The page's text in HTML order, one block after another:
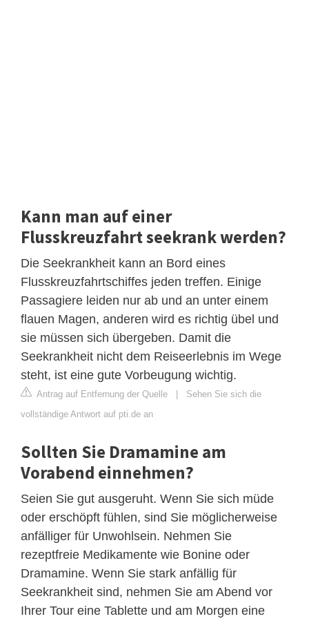
Kann man auf einer
Flusskreuzfahrt seekrank werden?
Die Seekrankheit kann an Bord eines
Flusskreuzfahrtschiffes jeden treffen. Einige
Passagiere leiden nur ab und an unter einem
flauen Magen, anderen wird es richtig übel und
sie müssen sich übergeben. Damit die
Seekrankheit nicht dem Reiseerlebnis im Wege
steht, ist eine gute Vorbeugung wichtig.
Antrag auf Entfernung der Quelle | Sehen Sie sich die
vollständige Antwort auf pti.de an
Sollten Sie Dramamine am
Vorabend einnehmen?
Seien Sie gut ausgeruht. Wenn Sie sich müde
oder erschöpft fühlen, sind Sie möglicherweise
anfälliger für Unwohlsein. Nehmen Sie
rezeptfreie Medikamente wie Bonine oder
Dramamine. Wenn Sie stark anfällig für
Seekrankheit sind, nehmen Sie am Abend vor
Ihrer Tour eine Tablette und am Morgen eine